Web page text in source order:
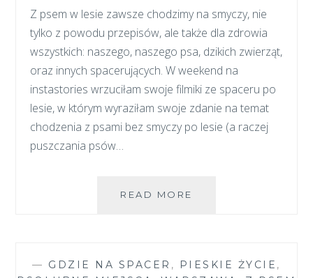
Z psem w lesie zawsze chodzimy na smyczy, nie
tylko z powodu przepisów, ale także dla zdrowia
wszystkich: naszego, naszego psa, dzikich zwierząt,
oraz innych spacerujących. W weekend na
instastories wrzuciłam swoje filmiki ze spaceru po
lesie, w którym wyraziłam swoje zdanie na temat
chodzenia z psami bez smyczy po lesie (a raczej
puszczania psów…
READ MORE
WARTO?
— GDZIE NA SPACER , PIESKIE ŻYCIE ,